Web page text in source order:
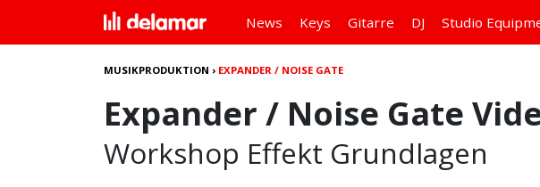
News Keys Gitarre DJ Studio
MUSIKPRODUKTION › EXPANDER / NOISE GATE
Expander / Noise Gate
Workshop Effekt Grundlagen